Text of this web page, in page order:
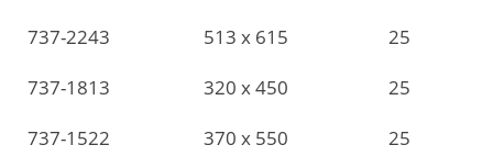
737-2243
513 x 615
25
737-1813
320 x 450
25
737-1522
370 x 550
25